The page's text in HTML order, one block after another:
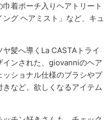
着ポーチ入りヘアトリート
グ ヘアミスト」など、キュ
髪へ導くLa CASTAトライ
インされた、giovanniのヘア
ショナル仕様のブラシやプ
など、欲しくなるアイテム